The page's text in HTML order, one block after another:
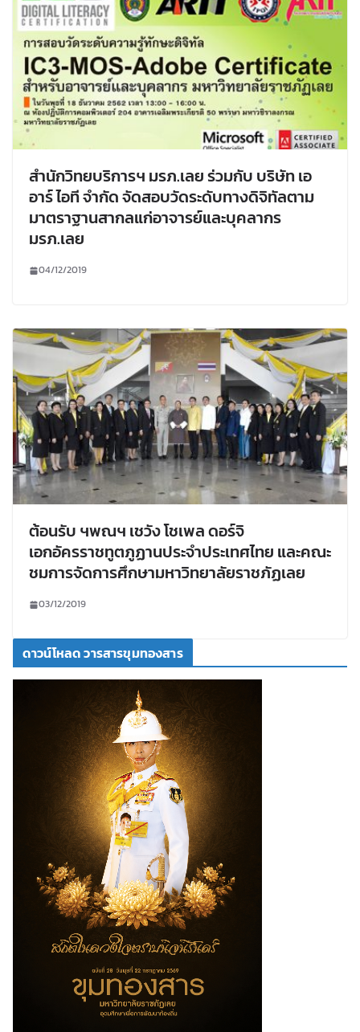
สำนักวิทยบริการฯ มรภ.เลย ร่วมกับ บริษัท เอ
อาร์ ไอที จำกัด จัดสอบวัดระดับทางดิจิทัลตาม
มาตราฐานสากลแก่อาจารย์และบุคลากร
มรภ.เลย
04/12/2019
ต้อนรับ ฯพณฯ เชวัง โชเพล ดอร์จิ
เอกอัครราชทูตภูฏานประจำประเทศไทย และคณะ
ชมการจัดการศึกษามหาวิทยาลัยราชภัฏเลย
03/12/2019
ดาวน์โหลด วารสารขุมทองสาร